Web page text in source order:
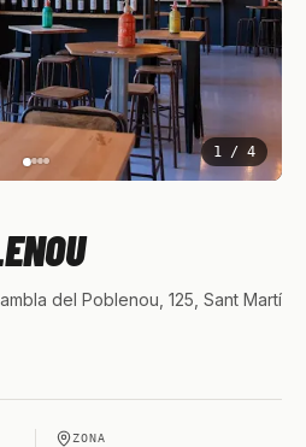
1 / 4
del Poblenou, 125, Sant Martí
ZONA